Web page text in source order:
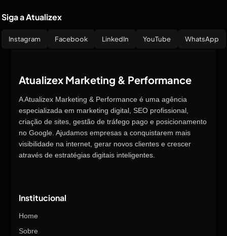
Siga a Atualizex
Instagram Facebook LinkedIn YouTube WhatsApp
Atualizex Marketing & Performance
A Atualizex Marketing & Performance é uma agência
especializada em marketing digital, SEO profissional,
criação de sites, gestão de tráfego pago e posicionamento
no Google. Ajudamos empresas a conquistarem mais
visibilidade na internet, gerar novos clientes e crescer
através de estratégias digitais inteligentes.
Institucional
Home
Sobre